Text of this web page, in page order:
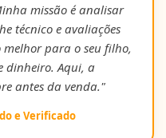
missão é analisar
técnico e avaliações
melhor para o seu filho,
dinheiro. Aqui, a
antes da venda."
e Verificado